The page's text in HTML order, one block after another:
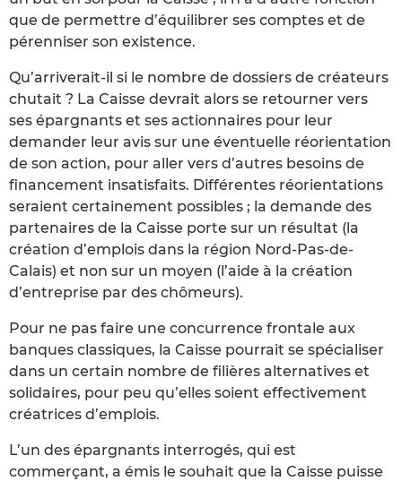
que de permettre d’équilibrer ses comptes et de
pérenniser son existence.
Qu’arriverait-il si le nombre de dossiers de créateurs
chutait ? La Caisse devrait alors se retourner vers
ses épargnants et ses actionnaires pour leur
demander leur avis sur une éventuelle réorientation
de son action, pour aller vers d’autres besoins de
financement insatisfaits. Différentes réorientations
seraient certainement possibles ; la demande des
partenaires de la Caisse porte sur un résultat (la
création d’emplois dans la région Nord-Pas-de-
Calais) et non sur un moyen (l’aide à la création
d’entreprise par des chômeurs).
Pour ne pas faire une concurrence frontale aux
banques classiques, la Caisse pourrait se spécialiser
dans un certain nombre de filières alternatives et
solidaires, pour peu qu’elles soient effectivement
créatrices d’emplois.
L’un des épargnants interrogés, qui est
commerçant, a émis le souhait que la Caisse puisse